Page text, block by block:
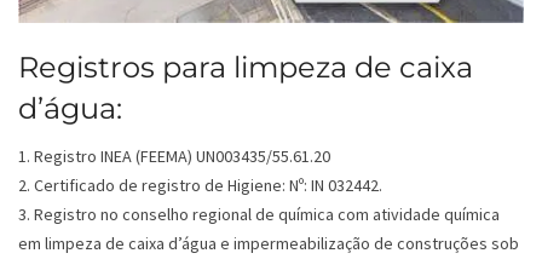
Registros para limpeza de caixa
d’água:
1. Registro INEA (FEEMA) UN003435/55.61.20
2. Certificado de registro de Higiene: Nº: IN 032442.
3. Registro no conselho regional de química com atividade química
em limpeza de caixa d’água e impermeabilização de construções sob